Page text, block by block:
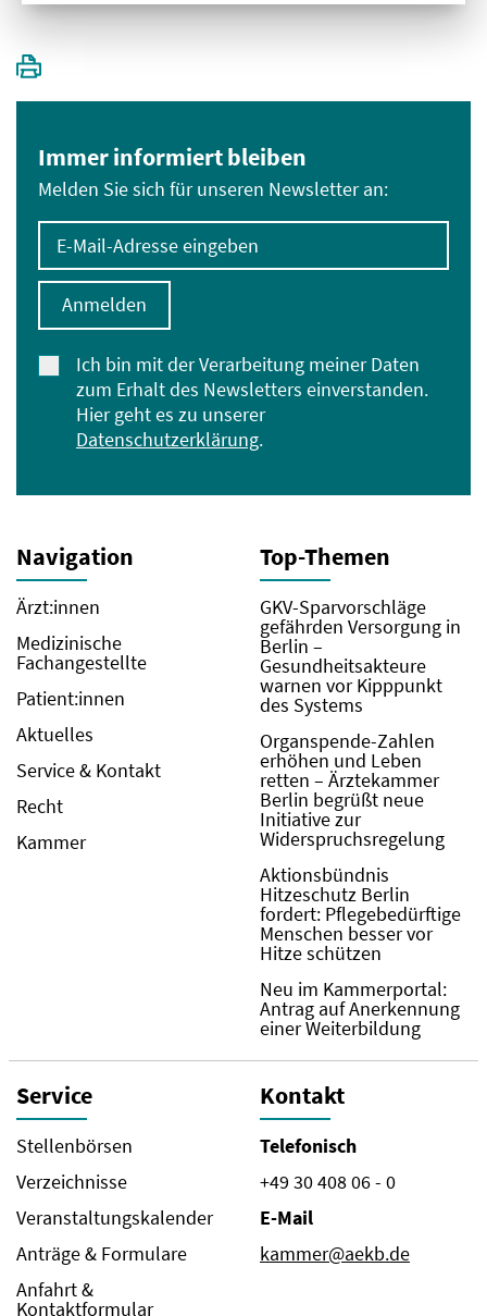
Immer informiert bleiben
Melden Sie sich für unseren Newsletter an:
E-Mail-Adresse eingeben
Ich bin mit der Verarbeitung meiner Daten
zum Erhalt des Newsletters einverstanden.
Hier geht es zu unserer
Datenschutzerklärung.
Anmelden
Navigation
Ärzt:innen
Medizinische
Fachangestellte
Patient:innen
Aktuelles
Service & Kontakt
Recht
Kammer
Top-Themen
GKV-Sparvorschläge
gefährden Versorgung in
Berlin –
Gesundheitsakteure
warnen vor Kipppunkt
des Systems
Organspende-Zahlen
erhöhen und Leben
retten – Ärztekammer
Berlin begrüßt neue
Initiative zur
Widerspruchsregelung
Aktionsbündnis
Hitzeschutz Berlin
fordert: Pflegebedürftige
Menschen besser vor
Hitze schützen
Neu im Kammerportal:
Antrag auf Anerkennung
einer Weiterbildung
Service
Stellenbörsen
Verzeichnisse
Veranstaltungskalender
Anträge & Formulare
Anfahrt &
Kontaktformular
Kontakt
Telefonisch
+49 30 408 06 - 0
E-Mail
kammer@aekb.de